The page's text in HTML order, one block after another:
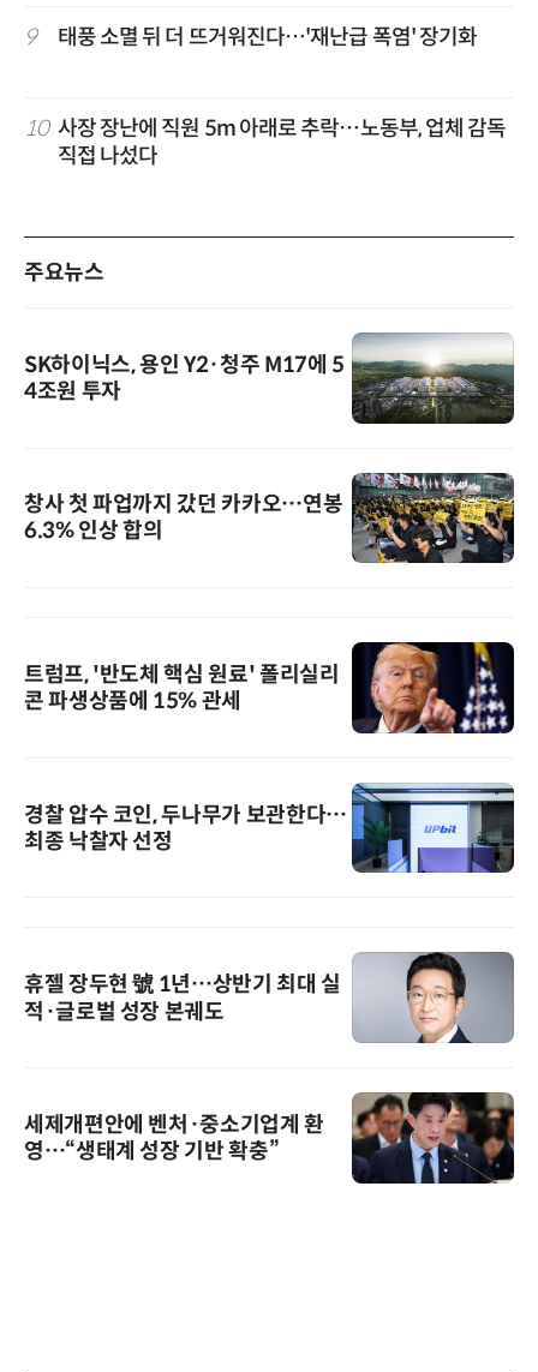
9
태풍 소멸 뒤 더 뜨거워진다…'재난급 폭염' 장기화
10 사장 장난에 직원 5m 아래로 추락…노동부, 업체 감독
직접 나섰다
주요뉴스
SK하이닉스, 용인 Y2·청주 M17에 5
4조원 투자
창사 첫 파업까지 갔던 카카오…연봉
6.3% 인상 합의
트럼프, '반도체 핵심 원료' 폴리실리
콘 파생상품에 15% 관세
경찰 압수 코인, 두나무가 보관한다…
최종 낙찰자 선정
휴젤 장두현 號 1년…상반기 최대 실
적·글로벌 성장 본궤도
세제개편안에 벤처·중소기업계 환
영…“생태계 성장 기반 확충”